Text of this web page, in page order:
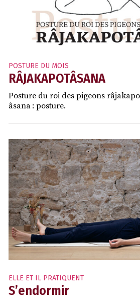
POSTURE DU MOIS
RÂJAKAPOTÂSANA
Posture du roi des pigeons
âsana : posture.
ELLE ET IL PRATIQUENT
S’endormir